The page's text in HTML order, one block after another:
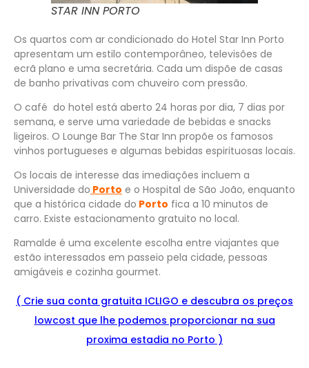
STAR INN PORTO
Os quartos com ar condicionado do Hotel Star Inn Porto
apresentam um estilo contemporâneo, televisões de
ecrã plano e uma secretária. Cada um dispõe de casas
de banho privativas com chuveiro com pressão.
O café do hotel está aberto 24 horas por dia, 7 dias por
semana, e serve uma variedade de bebidas e snacks
ligeiros. O Lounge Bar The Star Inn propõe os famosos
vinhos portugueses e algumas bebidas espirituosas locais.
Os locais de interesse das imediações incluem a
Universidade do Porto e o Hospital de São João, enquanto
que a histórica cidade do Porto fica a 10 minutos de
carro. Existe estacionamento gratuito no local.
Ramalde é uma excelente escolha entre viajantes que
estão interessados em passeio pela cidade, pessoas
amigáveis e cozinha gourmet.
( Crie sua conta gratuita ICLIGO e descubra os preços
lowcost que lhe podemos proporcionar na sua
proxima estadia no Porto )